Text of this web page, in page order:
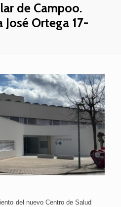
de Campoo.
Ortega 17-
del nuevo Centro de Salud